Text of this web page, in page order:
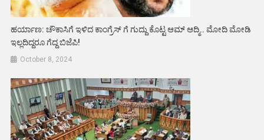
ಹರ್ಯಾಣ: ಚೌಕಾಸಿಗೆ ಇಳಿದ ಕಾಂಗ್ರೆಸ್ ಗೆ ಗುದ್ದು ಕೊಟ್ಟ ಆಮ್ ಆದ್ಮಿ.. ಮೋದಿ ಮೋಡಿ
ಇಲ್ಲದಿದ್ದರೂ ಗೆದ್ದ ಬಿಜೆಪಿ!
October 8, 2024